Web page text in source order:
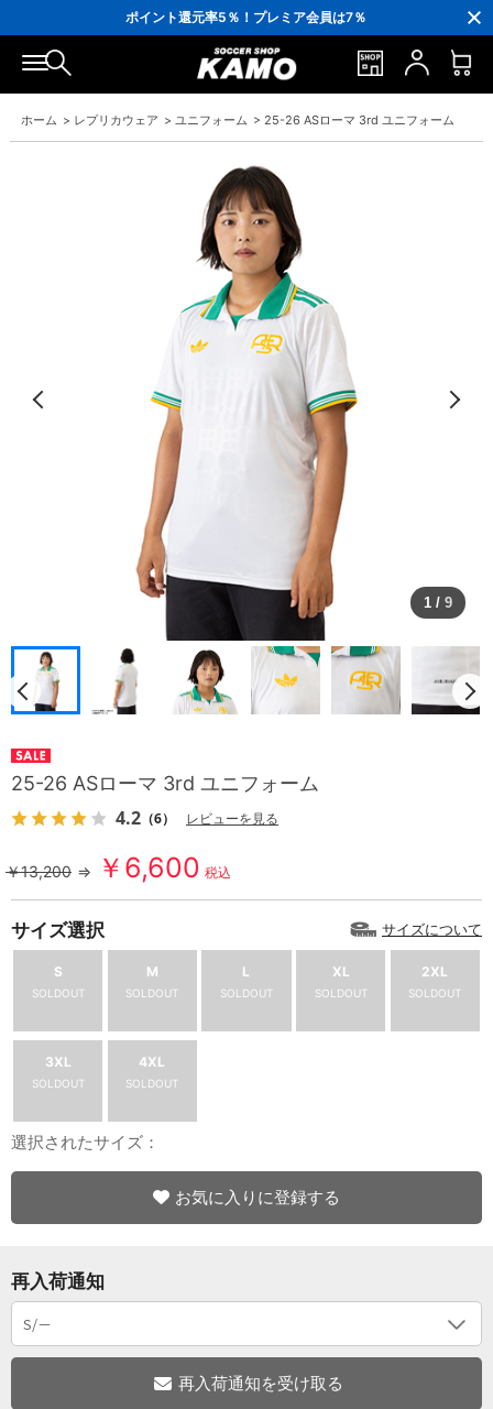
ポイント還元率5％！プレミア会員は7％
会員の方にはお誕生月に「10％OFFクーポン」プレゼント！
16,000円(税込)以上でシューズケースプレゼント！
3,300円(税込)以上で送料無料！
ホーム > レプリカウェア > ユニフォーム > 25-26 ASローマ 3rd ユニフォーム
1 / 9
25-26 ASローマ 3rd ユニフォーム
4.2 （6） レビューを見る
￥13,200 ⇒ ￥6,600 税込
サイズ選択 サイズについて
S
SOLDOUT
M
SOLDOUT
L
SOLDOUT
XL
SOLDOUT
2XL
SOLDOUT
3XL
SOLDOUT
4XL
SOLDOUT
選択されたサイズ：
お気に入りに登録する
再入荷通知